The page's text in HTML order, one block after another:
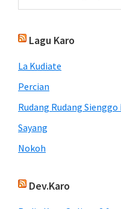
Lagu Karo
La Kudiate
Percian
Rudang Rudang Sienggo
Sayang
Nokoh
Dev.Karo